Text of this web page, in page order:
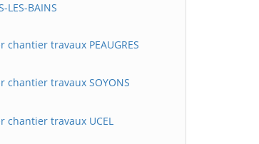
LES-BAINS
chantier travaux PEAUGRES
chantier travaux SOYONS
chantier travaux UCEL